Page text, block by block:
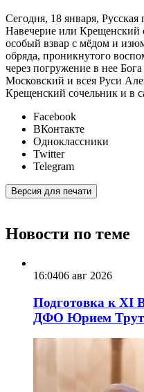
Сегодня, 18 января,
Навечерие или Крещенский
особый взвар с мёдом и
обряда, проникнутого
через погружение в нее
Московский и всея Руси
Крещенский сочельник и в
Facebook
ВКонтакте
Одноклассники
Twitter
Telegram
Версия для печати
Новости по теме
16:0406 авг 2026
Подготовка к XI
ДФО Юрием